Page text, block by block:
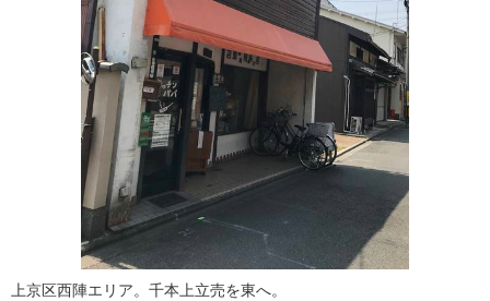
上京区西陣エリア。千本上立売を東へ。